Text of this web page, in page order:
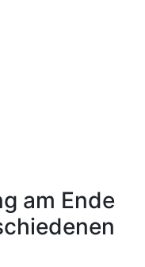
am Ende